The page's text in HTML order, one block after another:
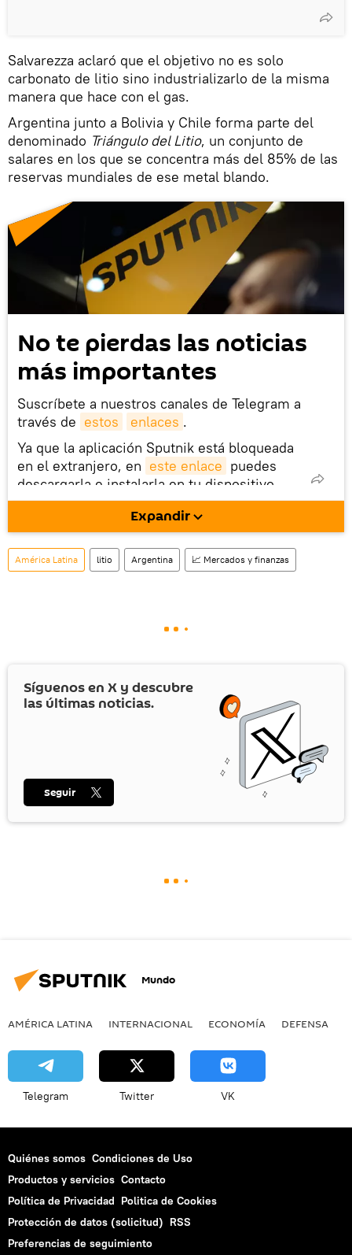
Salvarezza aclaró que el objetivo no es solo
carbonato de litio sino industrializarlo de la misma
manera que hace con el gas.
Argentina junto a Bolivia y Chile forma parte del
denominado Triángulo del Litio, un conjunto de
salares en los que se concentra más del 85% de las
reservas mundiales de ese metal blando.
No te pierdas las noticias
más importantes
Suscríbete a nuestros canales de Telegram a
través de estos enlaces .
Ya que la aplicación Sputnik está bloqueada
en el extranjero, en este enlace puedes
descargarla e instalarla en tu dispositivo
móvil (¡solo para Android!).
También tenemos una cuenta en la red
social rusa VK .
Expandir
América Latina litio Argentina 📈 Mercados y finanzas
Síguenos en X y descubre
las últimas noticias.
Seguir
Mundo
AMÉRICA LATINA INTERNACIONAL ECONOMÍA DEFENSA
Telegram Twitter VK
Quiénes somos Condiciones de Uso
Productos y servicios Contacto
Política de Privacidad Politica de Cookies
Protección de datos (solicitud) RSS
Preferencias de seguimiento